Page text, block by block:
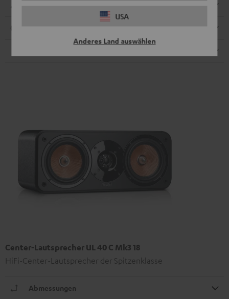
USA
Anderes Land auswählen
Center-Lautsprecher UL 40 C Mk3 18
HiFi-Center-Lautsprecher der Spitzenklasse
Abmessungen